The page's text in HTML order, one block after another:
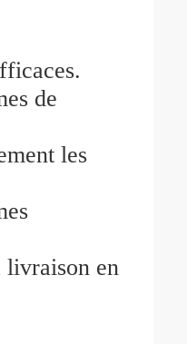
de
les
livraison en